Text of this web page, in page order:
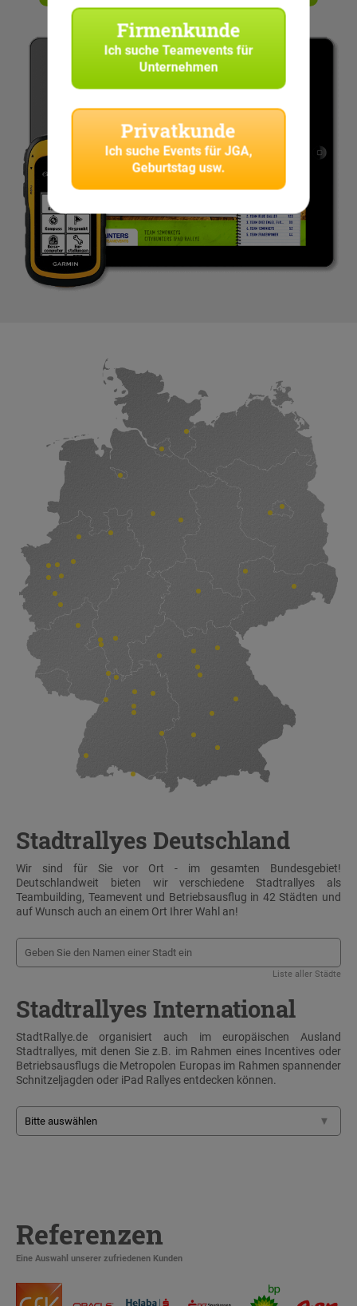
Stadtrallyes Deutschland
Wir sind für Sie vor Ort - im gesamten Bundesgebiet!
Deutschlandweit bieten wir verschiedene Stadtrallyes als
Teambuilding, Teamevent und Betriebsausflug in 42 Städten und
auf Wunsch auch an einem Ort Ihrer Wahl an!
Liste aller Städte
Stadtrallyes International
StadtRallye.de organisiert auch im europäischen Ausland
Stadtrallyes, mit denen Sie z.B. im Rahmen eines Incentives oder
Betriebsausflugs die Metropolen Europas im Rahmen spannender
Schnitzeljagden oder iPad Rallyes entdecken können.
Referenzen
Eine Auswahl unserer zufriedenen Kunden
Firmenkunde
Ich sucheTeamevents für
Unternehmen
Privatkunde
Ich suche Events für JGA,
Geburtstag usw.